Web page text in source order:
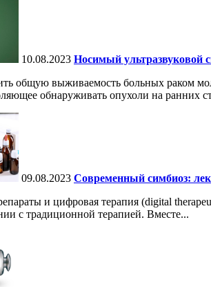
10.08.2023 Носимый ультразвуковой
общую выживаемость больных раком
обнаруживать опухоли на ранних
09.08.2023 Современный симбиоз:
и цифровая терапия (digital
с традиционной терапией. Вместе...